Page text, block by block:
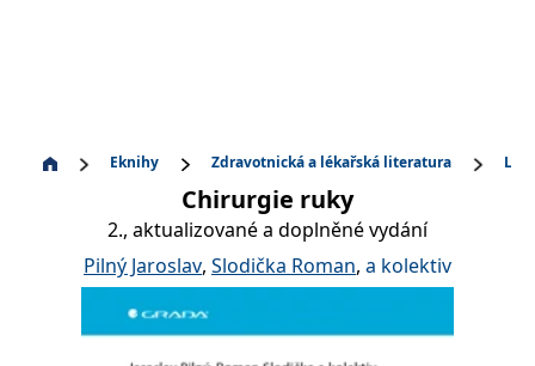
Eknihy Zdravotnická a lékařská literatura
Chirurgie ruky
2., aktualizované a doplněné vydání
Pilný Jaroslav, Slodička Roman, a kolektiv